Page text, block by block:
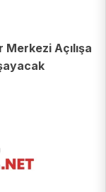
Açılışa